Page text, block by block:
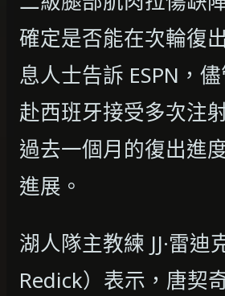
確定是否能在次輪復
息人士告訴 ESPN，
赴西班牙接受多次注
過去一個月的復出進
進展。
湖人隊主教練 JJ·雷迪
Redick）表示，唐契